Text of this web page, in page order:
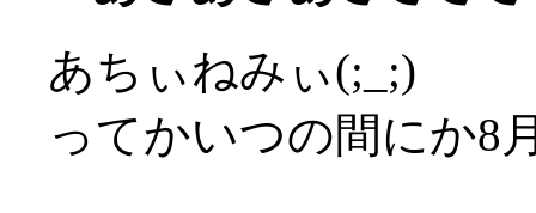
あちぃねみぃ(;_;)
ってかいつの間にか8